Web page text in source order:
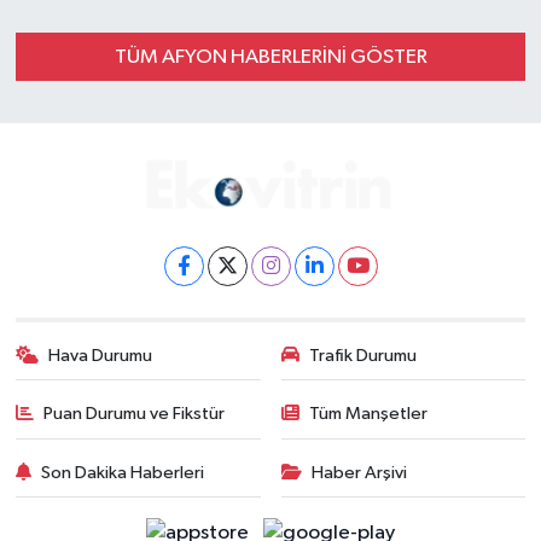
TÜM AFYON HABERLERINI GÖSTER
Hava Durumu Trafik Durumu
Puan Durumu ve Fikstür Tüm Manşetler
Son Dakika Haberleri Haber Arşivi
Gayrimenkul